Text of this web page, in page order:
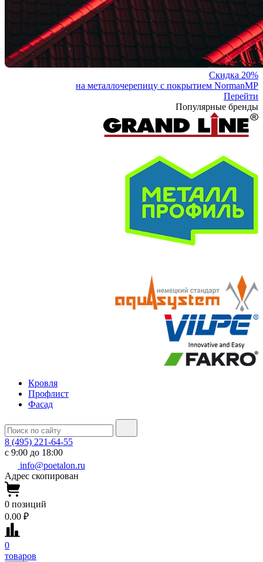
Скидка 20%
на металлочерепицу с покрытием NormanMP
Перейти
Популярные бренды
Кровля
Профлист
Фасад
8 (495) 221-64-55
с 9:00 до 18:00
info@poetalon.ru
Адрес скопирован
0 позиций
0.00 ₽
0
товаров